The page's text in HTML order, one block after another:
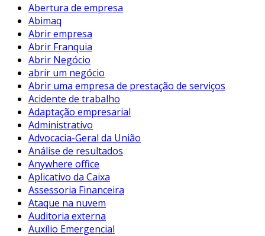
Abertura de empresa
Abimaq
Abrir empresa
Abrir Franquia
Abrir Negócio
abrir um negócio
Abrir uma empresa de prestação de serviços
Acidente de trabalho
Adaptação empresarial
Administrativo
Advocacia-Geral da União
Análise de resultados
Anywhere office
Aplicativo da Caixa
Assessoria Financeira
Ataque na nuvem
Auditoria externa
Auxílio Emergencial